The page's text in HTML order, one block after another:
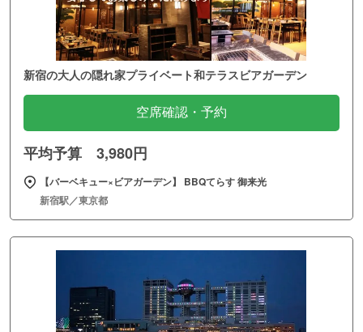
新宿の大人の隠れ家プライベート和テラスビアガーデン
空席確認・予約
平均予算 3,980円
【バーベキュー×ビアガーデン】 BBQてらす 御来光
新宿駅／東京都